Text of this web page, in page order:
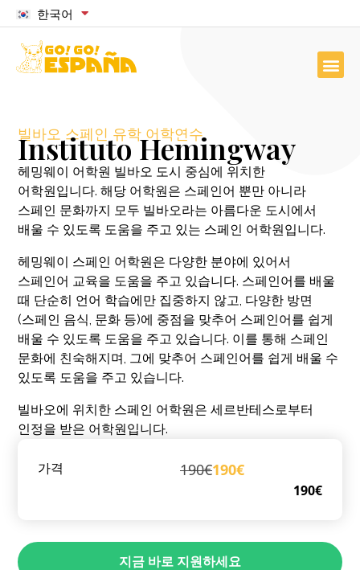
한국어
빌바오 스페인 유학 어학연수
Instituto Hemingway
헤밍웨이 어학원 빌바오 도시 중심에 위치한
어학원입니다. 해당 어학원은 스페인어 뿐만 아니라
스페인 문화까지 모두 빌바오라는 아름다운 도시에서
배울 수 있도록 도움을 주고 있는 스페인 어학원입니다.
헤밍웨이 스페인 어학원은 다양한 분야에 있어서
스페인어 교육을 도움을 주고 있습니다. 스페인어를 배울
때 단순히 언어 학습에만 집중하지 않고, 다양한 방면
(스페인 음식, 문화 등)에 중점을 맞추어 스페인어를 쉽게
배울 수 있도록 도움을 주고 있습니다. 이를 통해 스페인
문화에 친숙해지며, 그에 맞추어 스페인어를 쉽게 배울 수
있도록 도움을 주고 있습니다.
빌바오에 위치한 스페인 어학원은 세르반테스로부터
인정을 받은 어학원입니다.
가격
190€
190€190€
지금 바로 지원하세요